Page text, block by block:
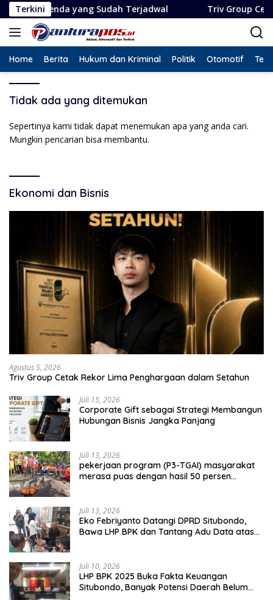
Langsung
ke
konten
Terkiniyang Sudah Terjadwal Triv Group Cetak Rekor
Home Berita Hukum dan Kriminal Politik Otomotif
Tidak ada yang ditemukan
Sepertinya kami tidak dapat menemukan apa yang anda cari.
Mungkin pencarian bisa membantu.
Ekonomi dan Bisnis
Agustus 5, 2026
Triv Group Cetak Rekor Lima Penghargaan dalam Setahun
Juli 15, 2026
Corporate Gift sebagai Strategi Membangun
Hubungan Bisnis Jangka Panjang
Juli 13, 2026
pekerjaan program (P3-TGAI) masyarakat
merasa puas dengan hasil 50 persen
Juli 13, 2026
Eko Febriyanto Datangi DPRD Situbondo,
Bawa LHP BPK dan Tantang Adu Data atas
Juli 10, 2026
LHP BPK 2025 Buka Fakta Keuangan
Situbondo, Banyak Potensi Daerah Belum